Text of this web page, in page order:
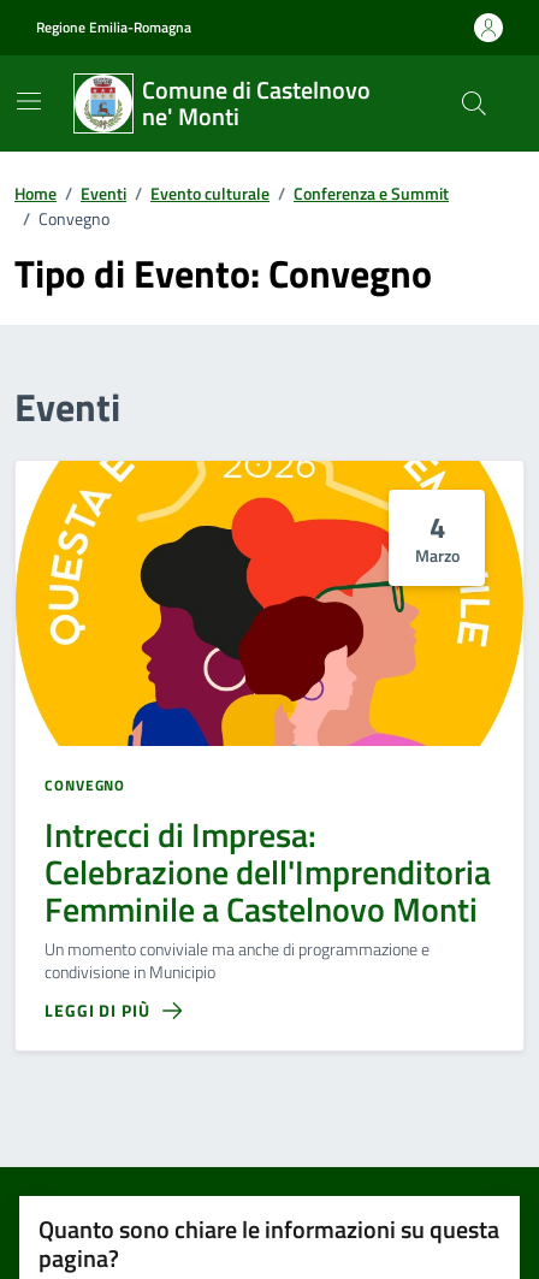
Regione Emilia-Romagna
Comune di Castelnovo
ne' Monti
Home / Eventi / Evento culturale / Conferenza e Summit
/ Convegno
Tipo di Evento:Convegno
Eventi
4
Marzo
CONVEGNO
Intrecci di Impresa:
Celebrazione dell'Imprenditoria
Femminile a Castelnovo Monti
Un momento conviviale ma anche di programmazione e
condivisione in Municipio
LEGGI DI PIÙ
Quanto sono chiare le informazioni su questa
pagina?